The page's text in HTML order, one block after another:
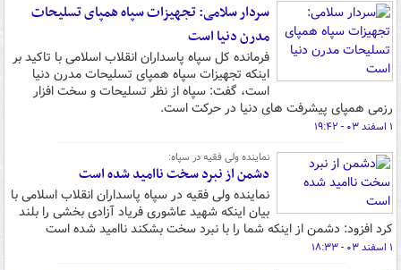
سردار سلامی: تجهیزات سپاه همپای تسلیحات
مدرن دنیا است
فرمانده کل سپاه پاسداران انقلاب اسلامی با تاکید بر
اینکه تجهیزات سپاه همپای تسلیحات مدرن دنیا
است، گفت: سپاه از نظر تسلیحات و سخت افزار
رزمی همپای پیشرفت های دنیا در حرکت است.
۱ اسفند ۰۳ - ۱۹:۴۲
نماینده ولی فقیه در سپاه:
دشمن از نبرد سخت ناامید شده است
نماینده ولی فقیه در سپاه پاسداران انقلاب اسلامی با
بیان اینکه شهید عاشوری فریاد آزادی بخشی را بلند
کرد افزود: دشمن از اینکه شما را با نبرد سخت بشکند ناامید شده است
۱ اسفند ۰۳ - ۱۸:۳۳